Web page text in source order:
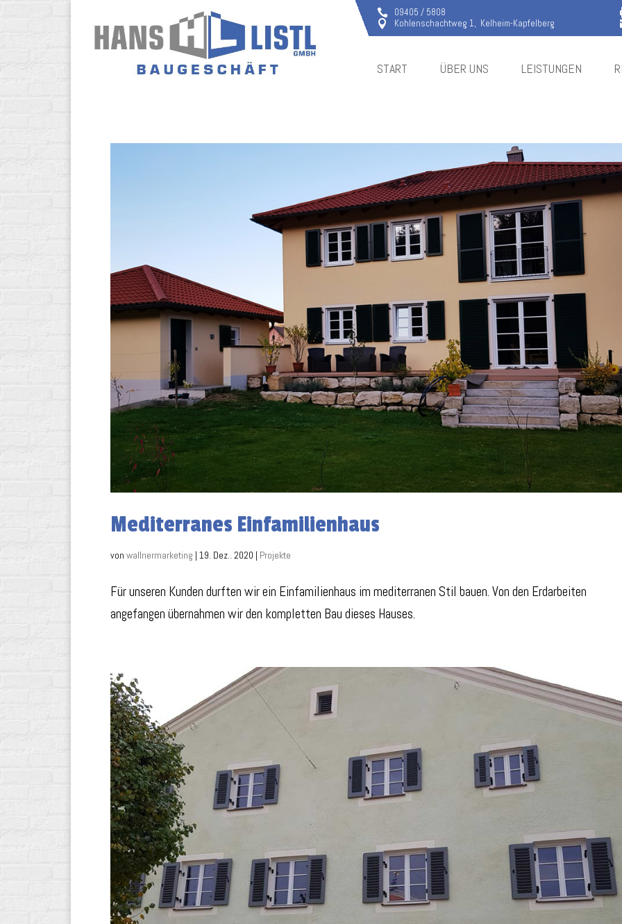
 09405 / 5808
 Kohlenschachtweg 1, Kelheim-Kapfelberg
START ÜBER UNS LEISTUNGEN
Mediterranes Einfamilienhaus
von wallnermarketing | 19. Dez.. 2020 | Projekte
Für unseren Kunden durften wir ein Einfamilienhaus im mediterranen Stil bauen. Von den Erdarbeiten
angefangen übernahmen wir den kompletten Bau dieses Hauses.